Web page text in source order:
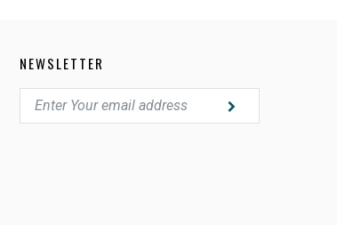
NEWSLETTER